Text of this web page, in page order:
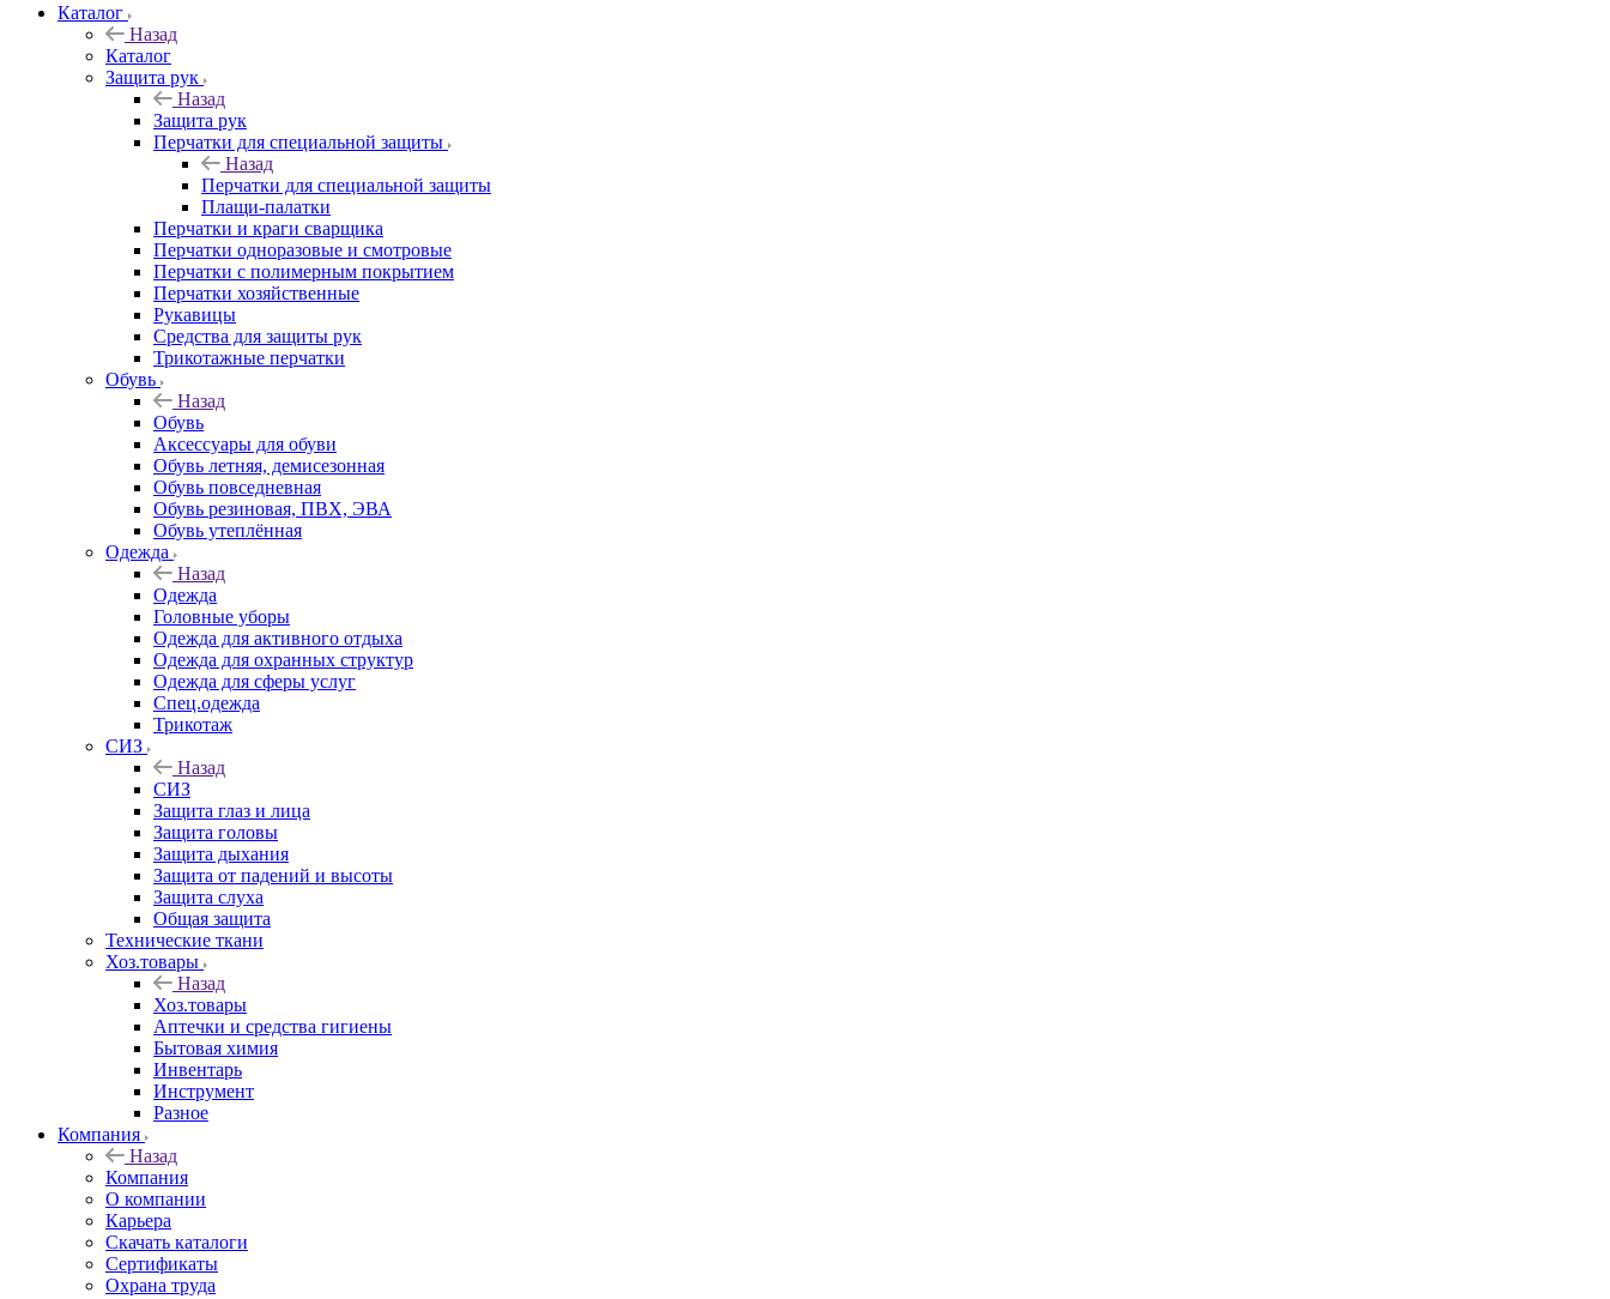
Каталог
Назад
Каталог
Защита рук
Назад
Защита рук
Перчатки для специальной защиты
Назад
Перчатки для специальной защиты
Плащи-палатки
Перчатки и краги сварщика
Перчатки одноразовые и смотровые
Перчатки с полимерным покрытием
Перчатки хозяйственные
Рукавицы
Средства для защиты рук
Трикотажные перчатки
Обувь
Назад
Обувь
Аксессуары для обуви
Обувь летняя, демисезонная
Обувь повседневная
Обувь резиновая, ПВХ, ЭВА
Обувь утеплённая
Одежда
Назад
Одежда
Головные уборы
Одежда для активного отдыха
Одежда для охранных структур
Одежда для сферы услуг
Спец.одежда
Трикотаж
СИЗ
Назад
СИЗ
Защита глаз и лица
Защита головы
Защита дыхания
Защита от падений и высоты
Защита слуха
Общая защита
Технические ткани
Хоз.товары
Назад
Хоз.товары
Аптечки и средства гигиены
Бытовая химия
Инвентарь
Инструмент
Разное
Компания
Назад
Компания
О компании
Карьера
Cкачать каталоги
Сертификаты
Охрана труда